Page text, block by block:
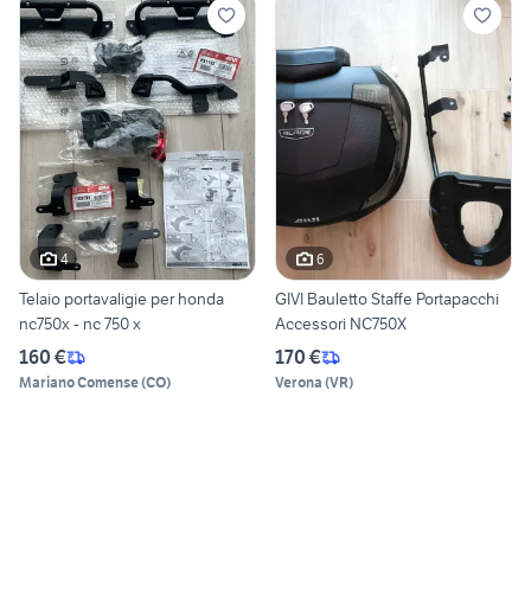
4
Telaio portavaligie per honda
nc750x - nc 750 x
160 €
Mariano Comense(CO)
6
GIVI Bauletto Staffe Portapacchi
Accessori NC750X
170 €
Verona (VR)